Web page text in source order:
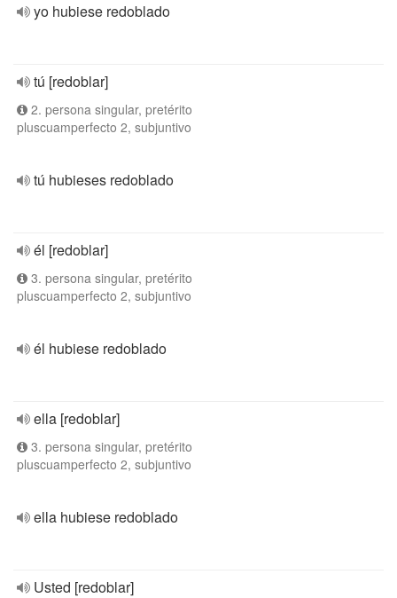
yo hubiese redoblado
tú [redoblar]
2. persona singular, pretérito
pluscuamperfecto 2, subjuntivo
tú hubieses redoblado
él [redoblar]
3. persona singular, pretérito
pluscuamperfecto 2, subjuntivo
él hubiese redoblado
ella [redoblar]
3. persona singular, pretérito
pluscuamperfecto 2, subjuntivo
ella hubiese redoblado
Usted [redoblar]